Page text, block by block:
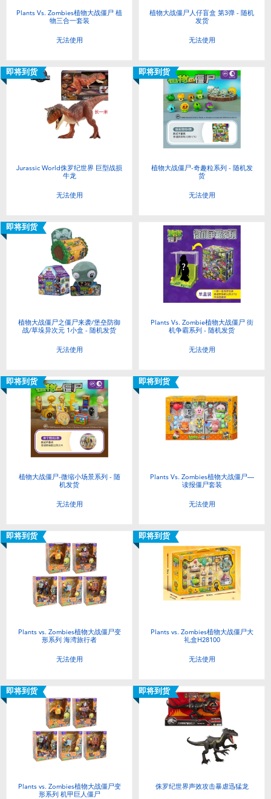
Plants Vs. Zombies植物大战僵尸 植
物三合一套装
无法使用
植物大战僵尸人仔盲盒 第3弹 - 随机
发货
无法使用
即将到货
Jurassic World侏罗纪世界 巨型战损
牛龙
无法使用
即将到货
植物大战僵尸-奇趣粒系列 - 随机发
货
无法使用
即将到货
植物大战僵尸之僵尸来袭/堡垒防御
战/草垛异次元 1小盒 - 随机发货
无法使用
Plants Vs. Zombie植物大战僵尸 街
机争霸系列 - 随机发货
无法使用
即将到货
植物大战僵尸-微缩小场景系列 - 随
机发货
无法使用
即将到货
Plants Vs. Zombies植物大战僵尸—
读报僵尸套装
无法使用
即将到货
Plants vs. Zombies植物大战僵尸变
形系列 海湾旅行者
无法使用
即将到货
Plants vs. Zombies植物大战僵尸大
礼盒H28100
无法使用
即将到货
Plants vs. Zombies植物大战僵尸变
形系列 机甲巨人僵尸
即将到货
侏罗纪世界声效攻击暴虐迅猛龙